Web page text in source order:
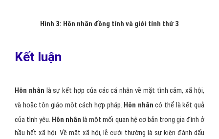
Hình 3: Hôn nhân đồng tính và giới tính thứ 3
Kết luận
Hôn nhân là sự kết hợp của các cá nhân về mặt tình cảm, xã hội,
và hoặc tôn giáo một cách hợp pháp. Hôn nhân có thể là kết quả
của tình yêu. Hôn nhân là một mối quan hệ cơ bản trong gia đình ở
hầu hết xã hội. Về mặt xã hội, lễ cưới thường là sự kiện đánh dấu